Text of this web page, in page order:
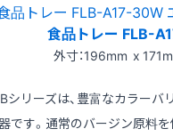
食品トレー FLB-
外寸：196mm x
シリーズは、豊富なカラー
です。通常のバージン原料